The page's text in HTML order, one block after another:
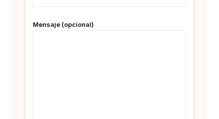
Mensaje (opcional)